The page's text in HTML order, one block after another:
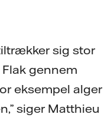
sig stor
gennem
eksempel alger
siger Matthieu